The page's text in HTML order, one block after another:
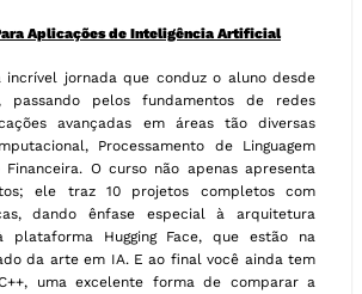
Aplicações de Inteligência Artificial
incrível jornada que conduz o aluno desde
pelos fundamentos de redes
avançadas em áreas tão diversas
Processamento de Linguagem
O curso não apenas apresenta
ele traz 10 projetos completos com
dando ênfase especial à arquitetura
plataforma Hugging Face, que estão na
da arte em IA. E ao final você ainda tem
uma excelente forma de comparar a